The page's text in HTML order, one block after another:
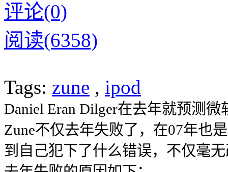
评论(0)
阅读(6358)
Tags: zune , ipod
Daniel Eran Dilger在去年就预测
Zune不仅去年失败了，在07年也
到自己犯下了什么错误，不仅毫